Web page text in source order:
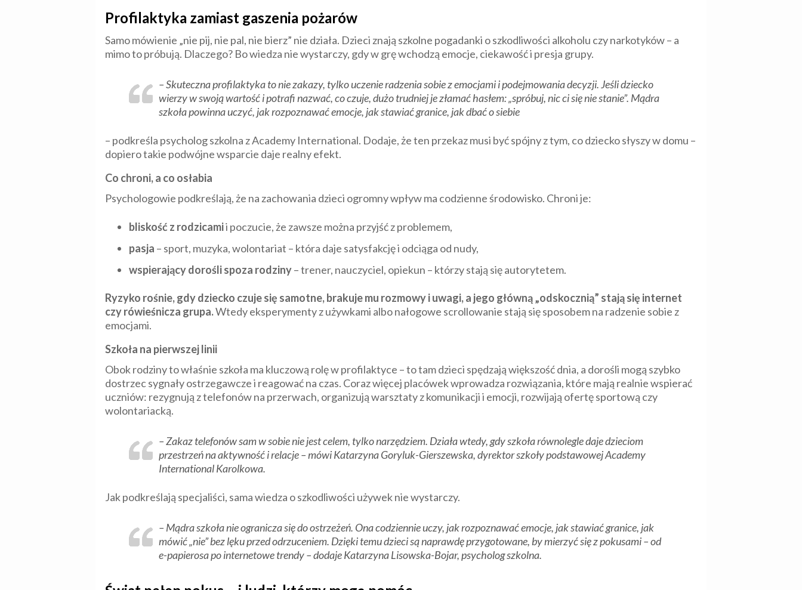
Profilaktyka zamiast gaszenia pożarów
Samo mówienie „nie pij, nie pal, nie bierz” nie działa. Dzieci znają szkolne pogadanki o szkodliwości alkoholu czy narkotyków – a
mimo to próbują. Dlaczego? Bo wiedza nie wystarczy, gdy w grę wchodzą emocje, ciekawość i presja grupy.
– Skuteczna profilaktyka to nie zakazy, tylko uczenie radzenia sobie z emocjami i podejmowania decyzji. Jeśli dziecko
wierzy w swoją wartość i potrafi nazwać, co czuje, dużo trudniej je złamać hasłem: „spróbuj, nic ci się nie stanie”. Mądra
szkoła powinna uczyć, jak rozpoznawać emocje, jak stawiać granice, jak dbać o siebie
– podkreśla psycholog szkolna z Academy International. Dodaje, że ten przekaz musi być spójny z tym, co dziecko słyszy w domu –
dopiero takie podwójne wsparcie daje realny efekt.
Co chroni, a co osłabia
Psychologowie podkreślają, że na zachowania dzieci ogromny wpływ ma codzienne środowisko. Chroni je:
bliskość z rodzicamii poczucie, że zawsze można przyjść z problemem,
pasja – sport, muzyka, wolontariat – która daje satysfakcję i odciąga od nudy,
wspierający dorośli spoza rodziny– trener, nauczyciel, opiekun – którzy stają się autorytetem.
Ryzyko rośnie, gdy dziecko czuje się samotne, brakuje mu rozmowy i uwagi, a jego główną „odskocznią” stają się internet
czy rówieśnicza grupa.Wtedy eksperymenty z używkami albo nałogowe scrollowanie stają się sposobem na radzenie sobie z
emocjami.
Szkoła na pierwszej linii
Obok rodziny to właśnie szkoła ma kluczową rolę w profilaktyce – to tam dzieci spędzają większość dnia, a dorośli mogą szybko
dostrzec sygnały ostrzegawcze i reagować na czas. Coraz więcej placówek wprowadza rozwiązania, które mają realnie wspierać
uczniów: rezygnują z telefonów na przerwach, organizują warsztaty z komunikacji i emocji, rozwijają ofertę sportową czy
wolontariacką.
–Zakaz telefonów sam w sobie nie jest celem, tylko narzędziem. Działa wtedy, gdy szkoła równolegle daje dzieciom
przestrzeń na aktywność i relacje– mówi Katarzyna Goryluk-Gierszewska, dyrektor szkoły podstawowej Academy
International Karolkowa.
Jak podkreślają specjaliści, sama wiedza o szkodliwości używek nie wystarczy.
– Mądra szkoła nie ogranicza się do ostrzeżeń. Ona codziennie uczy, jak rozpoznawać emocje, jak stawiać granice, jak
mówić „nie” bez lęku przed odrzuceniem. Dzięki temu dzieci są naprawdę przygotowane, by mierzyć się z pokusami – od
e-papierosa po internetowe trendy– dodaje Katarzyna Lisowska-Bojar, psycholog szkolna.